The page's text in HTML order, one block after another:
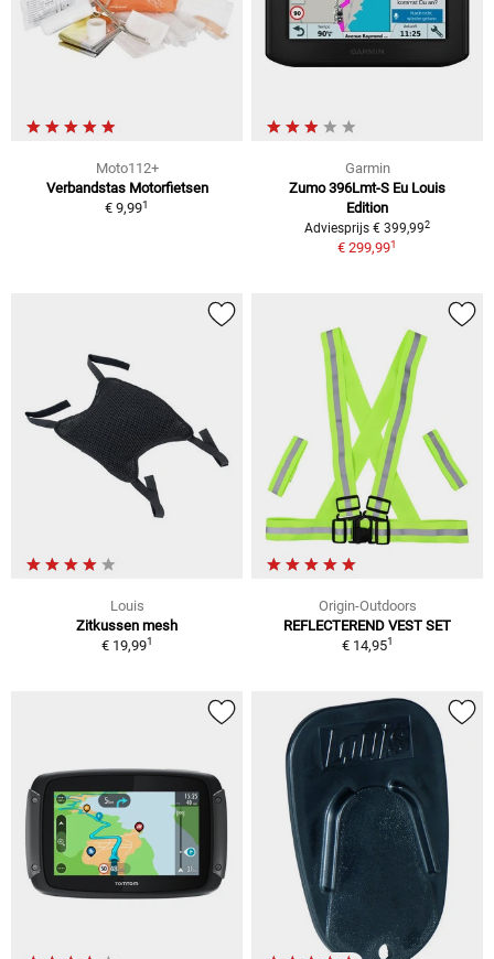
Moto112+
Verbandstas Motorfietsen
€ 9,991
Garmin
Zumo 396Lmt-S Eu Louis
Edition
Adviesprijs € 399,992
€ 299,991
Louis
Zitkussen mesh
€ 19,991
Origin-Outdoors
REFLECTEREND VEST SET
€ 14,951